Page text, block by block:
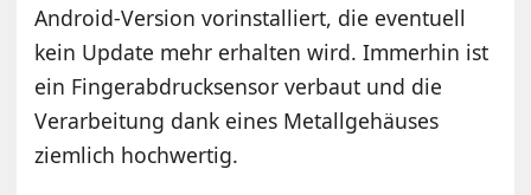
Android-Version vorinstalliert, die eventuell
kein Update mehr erhalten wird. Immerhin ist
ein Fingerabdrucksensor verbaut und die
Verarbeitung dank eines Metallgehäuses
ziemlich hochwertig.